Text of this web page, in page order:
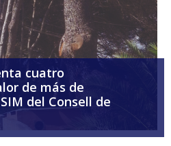
cuatro
de más de
del Consell de